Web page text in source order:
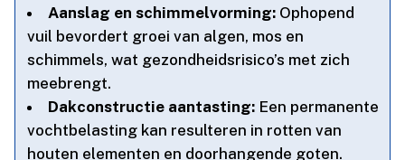
Aanslag en schimmelvorming: Ophopend
vuil bevordert groei van algen, mos en
schimmels, wat gezondheidsrisico’s met zich
meebrengt.​
Dakconstructie aantasting: Een permanente
vochtbelasting kan resulteren in rotten van
houten elementen en doorhangende goten.​